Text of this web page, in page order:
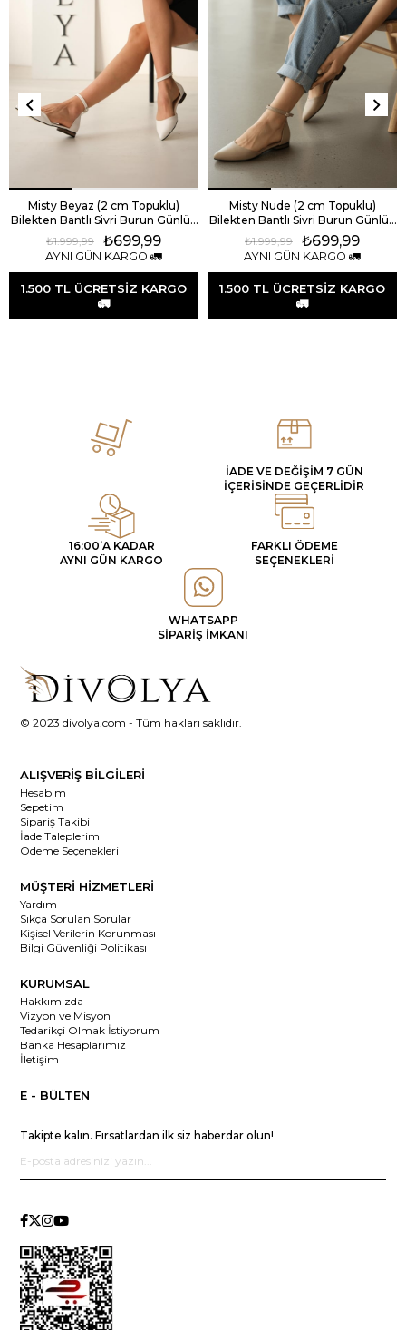
Misty Beyaz (2 cm Topuklu)
Bilekten Bantlı Sivri Burun Günlük
Babet
₺699,99
₺1.999,99
AYNI GÜN KARGO 🚛
1.500 TL ÜCRETSİZ KARGO
🚛
Misty Nude (2 cm Topuklu)
Bilekten Bantlı Sivri Burun Günlük
Babet
₺699,99
₺1.999,99
AYNI GÜN KARGO 🚛
1.500 TL ÜCRETSİZ KARGO
🚛
İADE VE DEĞİŞİM 7 GÜN
İÇERİSİNDE GEÇERLİDİR
16:00’A KADAR
AYNI GÜN KARGO
FARKLI ÖDEME
SEÇENEKLERİ
WHATSAPP
SİPARİŞ İMKANI
© 2023 divolya.com - Tüm hakları saklıdır.
ALIŞVERİŞ BİLGİLERİ
Hesabım
Sepetim
Sipariş Takibi
İade Taleplerim
Ödeme Seçenekleri
MÜŞTERİ HİZMETLERİ
Yardım
Sıkça Sorulan Sorular
Kişisel Verilerin Korunması
Bilgi Güvenliği Politikası
KURUMSAL
Hakkımızda
Vizyon ve Misyon
Tedarikçi Olmak İstiyorum
Banka Hesaplarımız
İletişim
E - BÜLTEN
Takipte kalın. Fırsatlardan ilk siz haberdar olun!